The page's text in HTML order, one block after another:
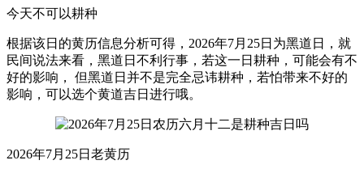
今天不可以耕种
根据该日的黄历信息分析可得，2026年7月25日为黑道日，就
民间说法来看，黑道日不利行事，若这一日耕种，可能会有不
好的影响， 但黑道日并不是完全忌讳耕种，若怕带来不好的
影响，可以选个黄道吉日进行哦。
2026年7月25日老黄历